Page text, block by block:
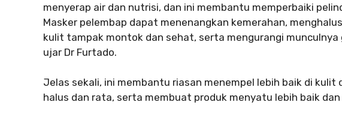
menyerap air dan nutrisi, dan ini membantu memperbaiki
Masker pelembap dapat menenangkan kemerahan,
kulit tampak montok dan sehat, serta mengurangi munculnya
ujar Dr Furtado.
Jelas sekali, ini membantu riasan menempel lebih baik di kulit
halus dan rata, serta membuat produk menyatu lebih baik